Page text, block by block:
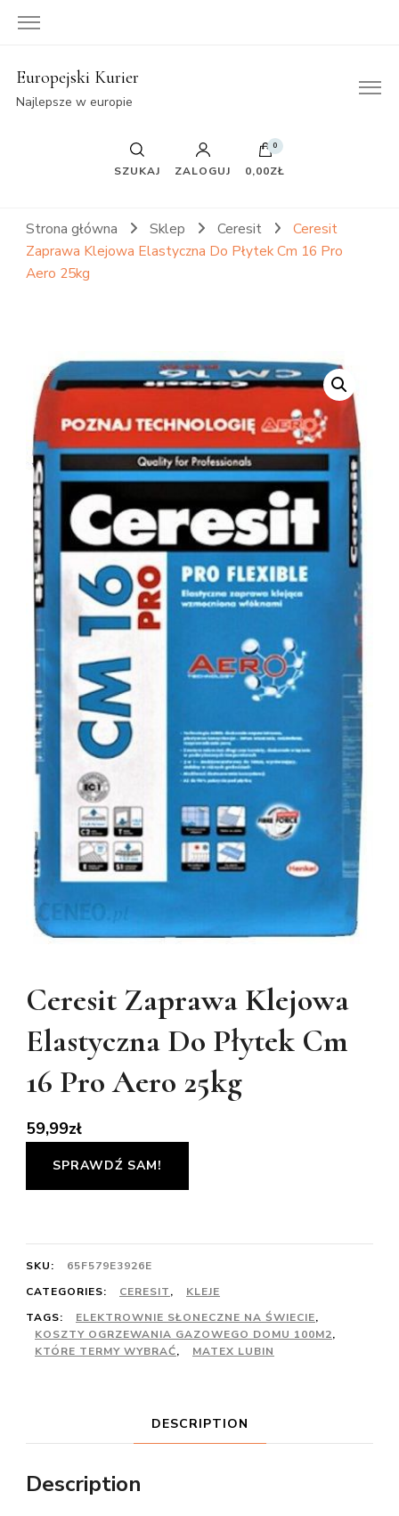
Europejski Kurier
Najlepsze w europie
SZUKAJ ZALOGUJ
0
0,00ZŁ
Strona główna Sklep Ceresit
Ceresit
Zaprawa Klejowa Elastyczna Do Płytek Cm 16 Pro
Aero 25kg
Ceresit Zaprawa Klejowa
Elastyczna Do Płytek Cm
16 Pro Aero 25kg
59,99zł
SPRAWDŹ SAM!
SKU:
65F579E3926E
CATEGORIES:
CERESIT,
KLEJE
TAGS:
ELEKTROWNIE SŁONECZNE NA ŚWIECIE,
KOSZTY OGRZEWANIA GAZOWEGO DOMU 100M2,
KTÓRE TERMY WYBRAĆ, MATEX LUBIN
DESCRIPTION
Description